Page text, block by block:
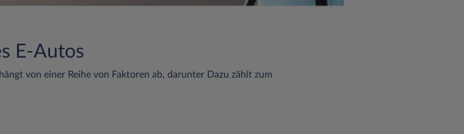
E-Autos
hängt von einer Reihe von Faktoren ab, darunter Dazu zählt zum